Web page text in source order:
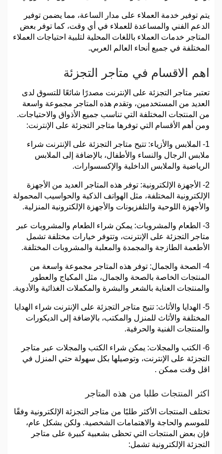
يتم توفير خدمة العملاء على مدار الساعة، مما يضمن توفير
الدعم الفني والمساعدة للعملاء في أي وقت، كما توفر بعض
المتاجر خدمات العملاء باللغات المحلية لتلبية احتياجات العملاء
المختلفة في جميع أنحاء العالم العربي.
اهم الاقسام في متاجر التجزئة
تعتبر متاجر التجزئة على الإنترنت مصدرًا شائعًا للتسوق لدى
العديد من المستخدمين، وتقدم هذه المتاجر مجموعة واسعة
من المنتجات المختلفة التي تناسب جميع الأذواق والاحتياجات.
ومن أهم الأقسام التي توفرها متاجر التجزئة على الإنترنت:
1- الملابس والأزياء: تتيح متاجر التجزئة على الإنترنت شراء
ملابس الرجال والنساء والأطفال، بالإضافة إلى الملابس
الرياضية والملابس الداخلية والإكسسوارات.
2- الأجهزة الإلكترونية: توفر هذه المتاجر العديد من الأجهزة
الإلكترونية المختلفة، مثل الهواتف الذكية والحواسيب المحمولة
والأجهزة اللوحية والتلفزيونات والأجهزة الإلكترونية المنزلية.
3- الطعام والمشروبات: يمكن شراء الطعام والمشروبات عبر
متاجر التجزئة على الإنترنت، وتتوفر خيارات مختلفة تشمل
الأطعمة الطازجة والمجمدة والمعلبة والمشروبات المختلفة.
4- الصحة والجمال: توفر هذه المتاجر مجموعة واسعة من
المنتجات الخاصة بالصحة والجمال، مثل المكياج والعطور
والمنتجات العناية بالشعر والبشرة والمكملات الغذائية والأدوية.
5- الهدايا والأثاث: تتيح متاجر التجزئة على الإنترنت شراء الهدايا
المختلفة والأثاث للمنزل والمكتب، بالإضافة إلى الديكورات
والمنتجات الفنية والحرفية.
6- الكتب والمجلات: يمكن شراء الكتب والمجلات عبر متاجر
التجزئة على الإنترنت، وتوصيلها بكل سهولة حتي المنزل في
اقل وقت ممكن .
اكثر المنتجات طلبا من هذه المتاجر
تختلف المنتجات الأكثر طلبًا من متاجر التجزئة الإلكترونية وفقًا
للموسم والحاجة والاهتمامات الشخصية. ولكن بشكل عام،
فإن بعض المنتجات التي تحظى بشعبية كبيرة على متاجر
التجزئة الإلكترونية تشمل: